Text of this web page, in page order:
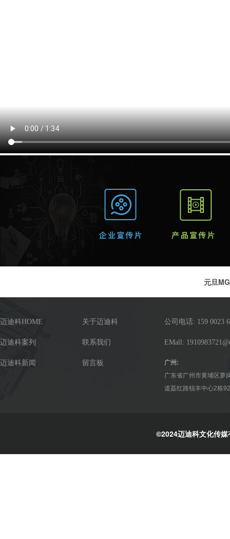
元旦
迈迪科HOME
迈迪科案列
迈迪科新闻
关于迈迪科
联系我们
留言板
公司电话: 159 0023
EMall:
广州:
广东省广州市黄埔区萝
道荔红路锐丰中心2栋
©2024迈迪科文化传